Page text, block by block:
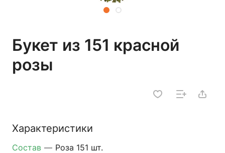
Букет из 151 красной
розы
Характеристики
Состав — Роза 151 шт.